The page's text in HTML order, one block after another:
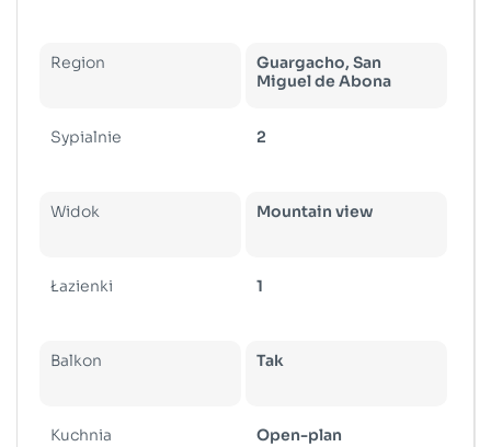
Region
Guargacho, San
Miguel de Abona
Sypialnie 2
Widok Mountain view
Łazienki 1
Balkon Tak
Kuchnia Open-plan